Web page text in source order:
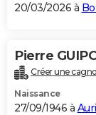
BONS PLANS
Carte de Noël
Carte Bonne année
Carte Saint-
Carte Pâques
Carte
DICTIONNAIRE
Dictionnaire
Biographies
Citations
Expressions
Proverbes
PROGRAMME TV
20/03/2026 à
Pierre
Créer une
Naissance
27/09/1946 à